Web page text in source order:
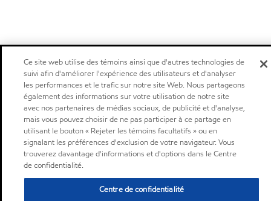
Ce site web utilise des témoins ainsi que d'autres technologies de
suivi afin d'améliorer l'expérience des utilisateurs et d'analyser
les performances et le trafic sur notre site Web. Nous partageons
également des informations sur votre utilisation de notre site
avec nos partenaires de médias sociaux, de publicité et d'analyse,
mais vous pouvez choisir de ne pas participer à ce partage en
utilisant le bouton « Rejeter les témoins facultatifs » ou en
signalant les préférences d'exclusion de votre navigateur. Vous
trouverez davantage d'informations et d'options dans le Centre
de confidentialité.
Centre de confidentialité